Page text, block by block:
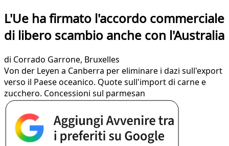
L'Ue ha firmato l'accordo commerciale
di libero scambio anche con l'Australia
di Corrado Garrone, Bruxelles
Von der Leyen a Canberra per eliminare i dazi sull'export
verso il Paese oceanico. Quote sull'import di carne e
zucchero. Concessioni sul parmesan